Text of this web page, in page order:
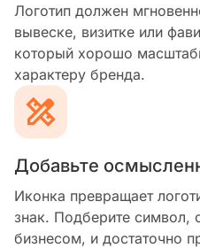
Логотип должен
вывеске, визитке или
который хорошо
характеру бренда.
Добавьте
Иконка превращает
знак. Подберите символ,
бизнесом, и достаточно